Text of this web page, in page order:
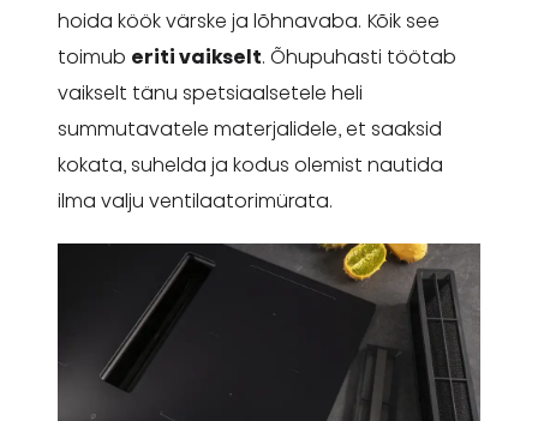
hoida köök värske ja lõhnavaba. Kõik see
toimub eriti vaikselt. Õhupuhasti töötab
vaikselt tänu spetsiaalsetele heli
summutavatele materjalidele, et saaksid
kokata, suhelda ja kodus olemist nautida
ilma valju ventilaatorimürata.